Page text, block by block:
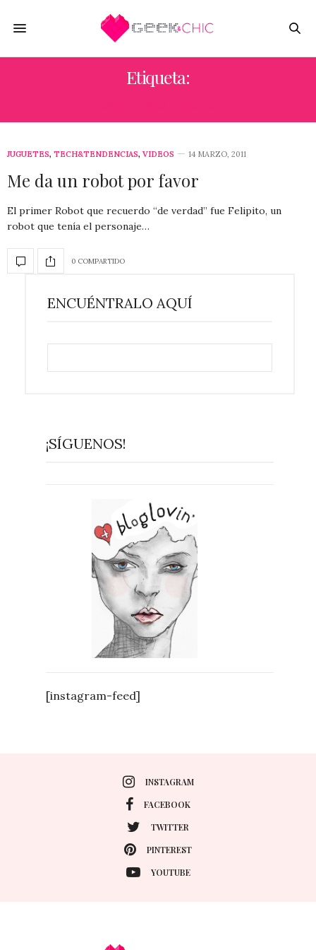
Etiqueta:
JUGUETES, TECH&TENDENCIAS, VIDEOS 14 MARZO, 2011
Me da un robot por favor
El primer Robot que recuerdo “de verdad” fue Felipito, un
robot que tenía el personaje…
0 COMPARTIDO
ENCUÉNTRALO AQUÍ
¡SÍGUENOS!
[instagram-feed]
INSTAGRAM
FACEBOOK
TWITTER
PINTEREST
YOUTUBE